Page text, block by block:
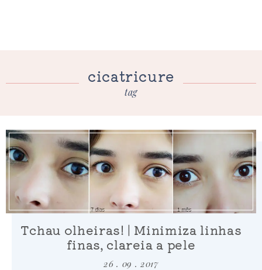
cicatricure
tag
Tchau olheiras! | Minimiza linhas
finas, clareia a pele
26 . 09 . 2017